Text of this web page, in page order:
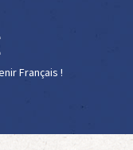
Français !